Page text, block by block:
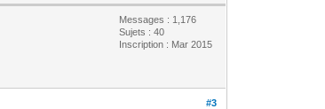
Messages : 1,176
Sujets : 40
Inscription : Mar 2015
#3